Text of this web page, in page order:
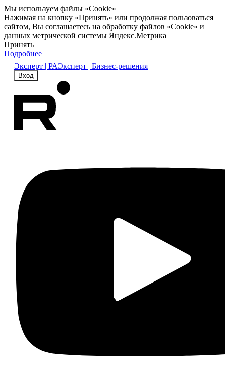
Мы используем файлы «Cookie»
Нажимая на кнопку «Принять» или продолжая пользоваться
сайтом, Вы соглашаетесь на обработку файлов «Cookie» и
данных метрической системы Яндекс.Метрика
Принять
Подробнее
Эксперт | РАЭксперт | Бизнес-решения
Вход